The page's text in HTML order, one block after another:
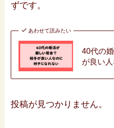
ずです。
あわせて読みたい
40代の
が良い
投稿が見つかりません。